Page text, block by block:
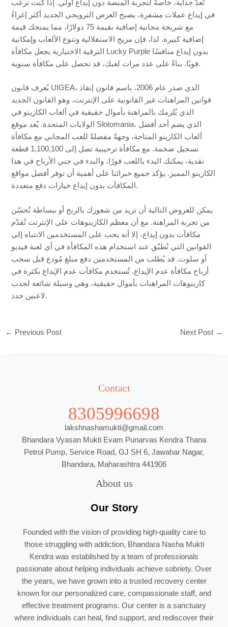
تُعدّ جذابة، خاصةً لتجربة المنصة دون إيداع أولي. إذا كنت ترغب
في إيداع عملات مشفرة، يصبح العرض الترويجي الجديد أكثر إغراءً
مع شريحة مجانية إضافية بقيمة 75 دولارًا، مما يمنحك قيمة
إضافية كبيرة. لذا، فإن مزيج الاستقلالية وتنوع الألعاب وإمكانية
الترقية الاختيارية يجعل مكافأة Lucky Purple بدون إيداع منافسًا
قويًا. بناءً على عدد مرات لعبك، قد تحصل على مكافأة سنوية.
يُعرف قانون UIGEA، الذي صدر عام 2006، باسم قانون إنفاذ
قوانين المراهنات غير القانونية على الإنترنت، وهو القانون الجديد
الذي يُلزمك بالمراهنة بأموال حقيقية في ألعاب الكازينو في
الولايات المتحدة. يُعد موقع Slotomania، الذي يضم أحد أفضل
ألعاب الكازينو المتاحة، وجهةً مفضلةً للعب المجاني مع مكافأة
تسجيل ضخمة. مع مكافأة ترحيبية تصل إلى 1,100,100 قطعة
نقدية، يمكنك البدء باللعب فورًا، والبدء في جني الأرباح في هذا
الكازينو المميز. يؤكد جميع خبرائنا على أهمية أن توفر أفضل مواقع
المكافآت بدون إيداع خيارات دفع متعددة.
يمكن للعروض التالية أن تزيد من شعورك بالربح أو ببساطة تُحسّن
من تجربة المراهنة. مع أن معظم الكازينوهات على الإنترنت تُقدّم
مكافآت بدون إيداع، إلا أنه يجب على المستخدمين الانتباه إلى
القوانين التي تُطبّق عند استخدام هذه المكافأة في أي لعبة فيديو
أو سلوت. قد يُطلب من المستخدمين دفع مبلغ مُودع قبل سحب
أرباح مكافأة عدم الإيداع. تُستخدم مكافآت عدم الإيداع بكثرة في
كازينوهات المراهنات بأموال حقيقية، وهي وسيلة شائعة لجذب
لاعبين جدد.
← Previous Post Next Post →
Contact
8305996698
lakshnashamukti@gmail.com
Bhandara Vyasan Mukti Evam Punarvas Kendra Thana
Petrol Pump, Service Road, GJ SH 6, Jawahar Nagar,
Bhandara, Maharashtra 441906
About us
Our Story
Founded with the vision of providing high-quality care to
those struggling with addiction, Bhandara Nasha Mukti
Kendra was established by a team of professionals
passionate about helping individuals achieve sobriety. Over
the years, we have grown into a trusted recovery center
known for our personalized care, compassionate staff, and
effective treatment programs. Our center is a sanctuary
where individuals can heal, find support, and rediscover their